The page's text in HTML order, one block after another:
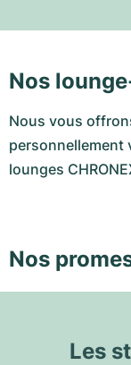
Nos
Nous vous
personnellement
lounges
Nos
Les